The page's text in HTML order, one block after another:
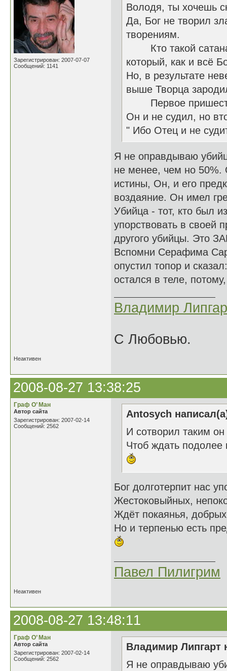
Зарегистрирован: 2007-07-07
Сообщений: 1141
Володя, ты хочешь
Да, Бог не творил
творениям.
Кто такой сатана
который, как и всё
Но, в результате
выше Творца
Первое
Он и не судил, но
" Ибо Отец и не
Я не оправдываю
не менее, чем но 50%.
истины, Он, и его
воздаяние. Он имел
Убийца - тот, кто был
упорствовать в своей
другого убийцы. Это
Вспомни Серафима
опустил топор и
остался в теле,
Владимир
С Любовью.
Неактивен
2008-08-27 13:38:25
Граф О’ Ман
Автор сайта
Зарегистрирован: 2007-02-14
Сообщений: 2562
Antosych
И сотворил таким он
Чтоб ждать подолее
Бог долготерпит нас
Жестоковыйных,
Ждёт покаянья,
Но и терпенью есть
Павел Пилигрим
Неактивен
2008-08-27 13:48:11
Граф О’ Ман
Автор сайта
Зарегистрирован: 2007-02-14
Сообщений: 2562
Владимир Липгарт
Я не оправдываю